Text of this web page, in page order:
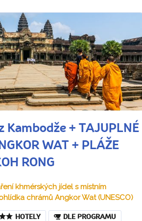
Kambodže + TAJUPLNÉ
WAT + PLÁŽE
RONG
khmérských jídel s místním
chrámů Angkor Wat (UNESCO)
HOTELY DLE PROGRAMU